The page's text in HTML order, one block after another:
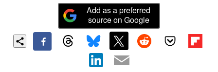
Add as a preferred
source on Google